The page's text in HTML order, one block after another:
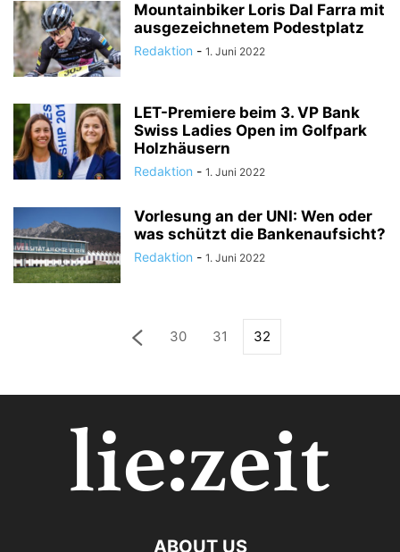
Mountainbiker Loris Dal Farra mit
ausgezeichnetem Podestplatz
Redaktion - 1. Juni 2022
LET-Premiere beim 3. VP Bank
Swiss Ladies Open im Golfpark
Holzhäusern
Redaktion - 1. Juni 2022
Vorlesung an der UNI: Wen oder
was schützt die Bankenaufsicht?
Redaktion - 1. Juni 2022
30 31 32
ABOUT US